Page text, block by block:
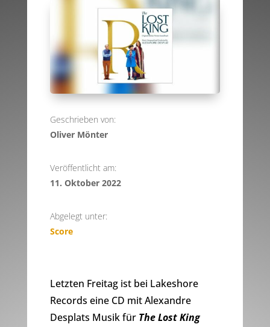
Geschrieben von:
Oliver Mönter
Veröffentlicht am:
11. Oktober 2022
Abgelegt unter:
Score
Letzten Freitag ist bei Lakeshore
Records eine CD mit Alexandre
Desplats Musik für The Lost King